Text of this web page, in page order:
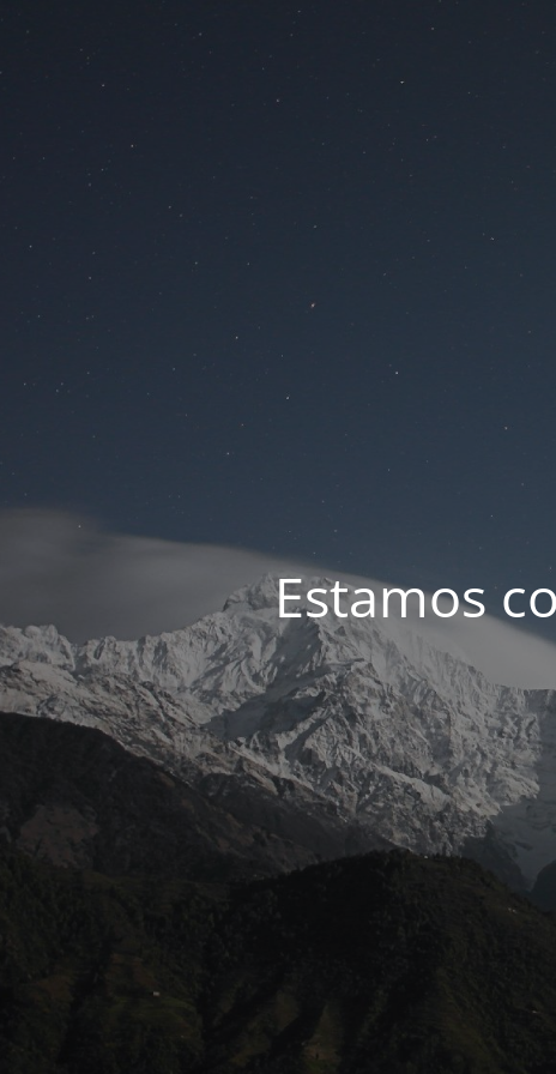
Estamos